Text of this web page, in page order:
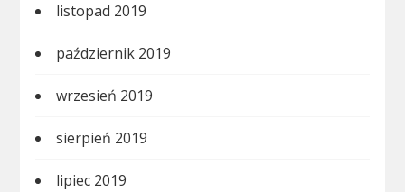
listopad 2019
październik 2019
wrzesień 2019
sierpień 2019
lipiec 2019